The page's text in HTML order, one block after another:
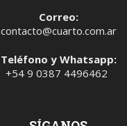
Correo:
contacto@cuarto.com.ar
Teléfono y Whatsapp:
+54 9 0387 4496462